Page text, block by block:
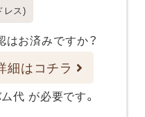
レス)
お済みですか？
細はコチラ
代 が必要です。